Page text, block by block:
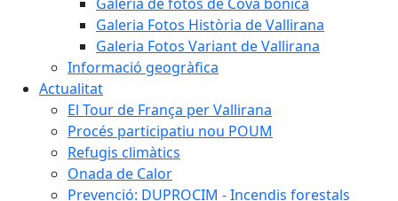
Galeria Fotos Història de Vallirana
Galeria Fotos Variant de Vallirana
Informació geogràfica
Actualitat
El Tour de França per Vallirana
Procés participatiu nou POUM
Refugis climàtics
Onada de Calor
Prevenció: DUPROCIM - Incendis forestals